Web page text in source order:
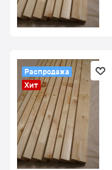
Распродажа
Хит